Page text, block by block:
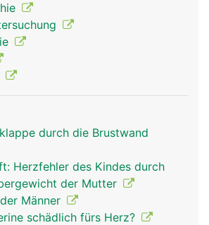
durch die Brustwand
Herzfehler des Kindes durch
der Mutter
Männer
schädlich fürs Herz?